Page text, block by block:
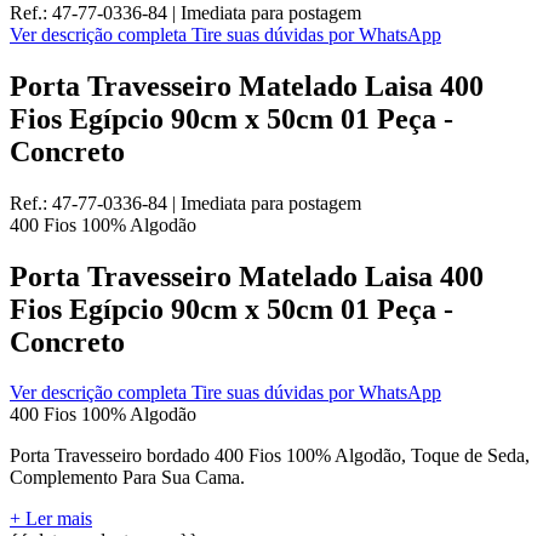
Ref.: 47-77-0336-84 | Imediata para postagem
Ver descrição completa Tire suas dúvidas por WhatsApp
Porta Travesseiro Matelado Laisa 400
Fios Egípcio 90cm x 50cm 01 Peça -
Concreto
Ref.: 47-77-0336-84 | Imediata para postagem
400 Fios 100% Algodão
Porta Travesseiro Matelado Laisa 400
Fios Egípcio 90cm x 50cm 01 Peça -
Concreto
Ver descrição completa Tire suas dúvidas por WhatsApp
400 Fios 100% Algodão
Porta Travesseiro bordado 400 Fios 100% Algodão, Toque de Seda,
Complemento Para Sua Cama.
+ Ler mais